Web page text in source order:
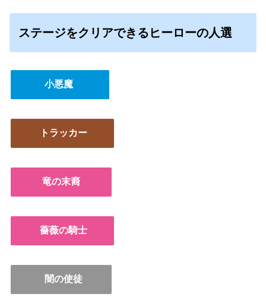
ステージをクリアできるヒーローの人選
小悪魔
トラッカー
竜の末裔
薔薇の騎士
闇の使徒